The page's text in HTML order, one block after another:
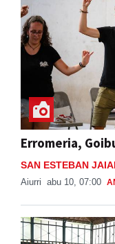
Erromeria,
SAN ESTEBAN
Aiurri abu 10, 07:00